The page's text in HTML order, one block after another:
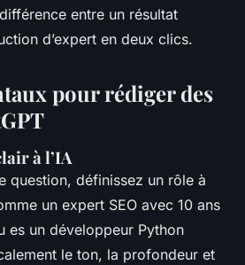
entre un résultat
d’expert en deux clics.
pour rédiger des
à l’IA
question, définissez un rôle à
un expert SEO avec 10 ans
es un développeur Python
le ton, la profondeur et